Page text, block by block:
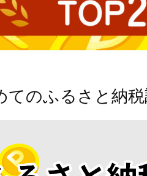
てのふるさと納